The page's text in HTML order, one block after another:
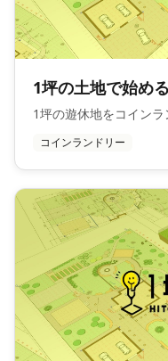
1坪の土地で始め
1坪の遊休地をコインラ
コインランドリー